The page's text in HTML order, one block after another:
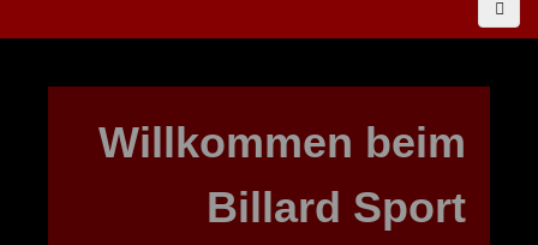
Willkommen beim
Billard Sport